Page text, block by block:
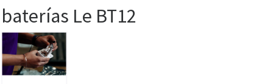
baterías Le BT12